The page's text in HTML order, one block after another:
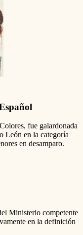
fue galardonada
León en la categoría
en desamparo.
Ministerio competente
en la definición